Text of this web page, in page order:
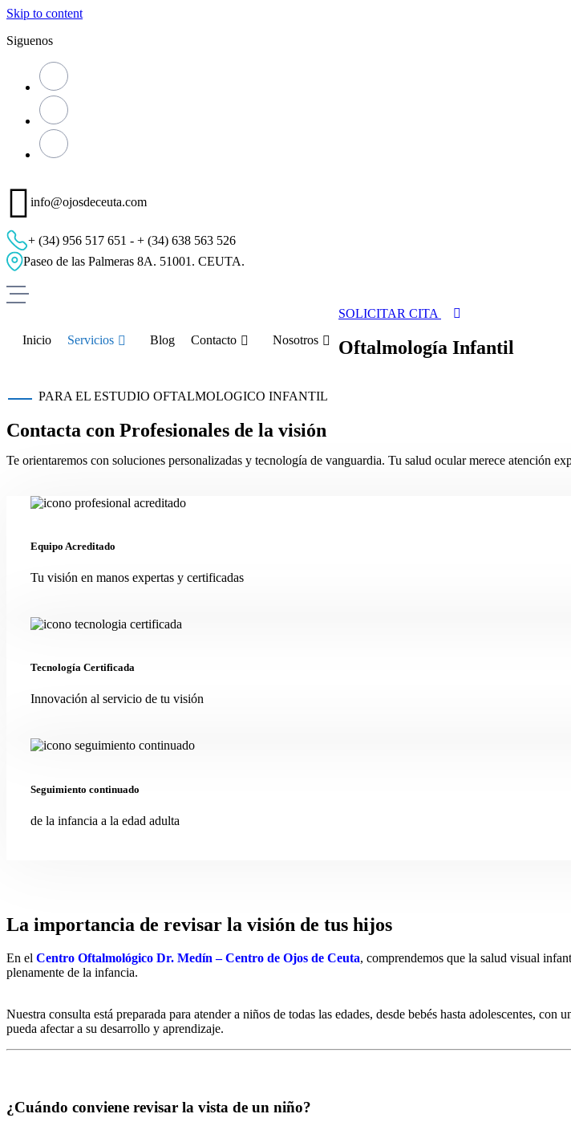
Skip to content
Siguenos
info@ojosdeceuta.com
+ (34) 956 517 651 - + (34) 638 563 526
Paseo de las Palmeras 8A. 51001. CEUTA.
Inicio Servicios Blog Contacto Nosotros
SOLICITAR CITA
Oftalmología Infantil
PARA EL ESTUDIO OFTALMOLOGICO INFANTIL
Contacta con Profesionales de la visión
Te orientaremos con soluciones personalizadas y tecnología de vanguardia. Tu salud ocular merece atención
Equipo Acreditado
Tu visión en manos expertas y certificadas
Tecnología Certificada
Innovación al servicio de tu visión
Seguimiento continuado
de la infancia a la edad adulta
La importancia de revisar la visión de tus hijos
En el Centro Oftalmológico Dr. Medín – Centro de Ojos de Ceuta, comprendemos que la salud visual
plenamente de la infancia.
Nuestra consulta está preparada para atender a niños de todas las edades, desde bebés hasta adolescentes, con
pueda afectar a su desarrollo y aprendizaje.
¿Cuándo conviene revisar la vista de un niño?